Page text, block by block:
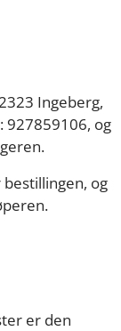
Ingeberg,
927859106, og
og
er den